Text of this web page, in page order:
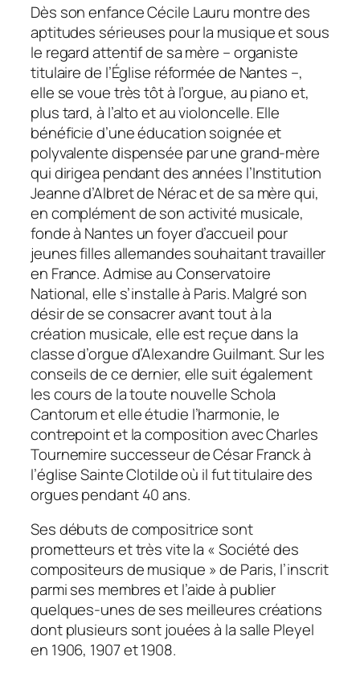
Dès son enfance Cécile Lauru montre des
aptitudes sérieuses pour la musique et sous
le regard attentif de sa mère – organiste
titulaire de l’Église réformée de Nantes –,
elle se voue très tôt à l’orgue, au piano et,
plus tard, à l’alto et au violoncelle. Elle
bénéficie d’une éducation soignée et
polyvalente dispensée par une grand-mère
qui dirigea pendant des années l’Institution
Jeanne d’Albret de Nérac et de sa mère qui,
en complément de son activité musicale,
fonde à Nantes un foyer d’accueil pour
jeunes filles allemandes souhaitant travailler
en France. Admise au Conservatoire
National, elle s’installe à Paris. Malgré son
désir de se consacrer avant tout à la
création musicale, elle est reçue dans la
classe d’orgue d’Alexandre Guilmant. Sur les
conseils de ce dernier, elle suit également
les cours de la toute nouvelleSchola
Cantorumet elle étudie l’harmonie, le
contrepoint et la composition avec Charles
Tournemire successeur de César Franck à
l’église Sainte Clotilde où il fut titulaire des
orgues pendant 40 ans.
Ses débuts de compositrice sont
prometteurs et très vite la « Société des
compositeurs de musique » de Paris, l’inscrit
parmi ses membres et l’aide à publier
quelques-unes de ses meilleures créations
dont plusieurs sont jouées à la salle Pleyel
en 1906, 1907 et 1908.